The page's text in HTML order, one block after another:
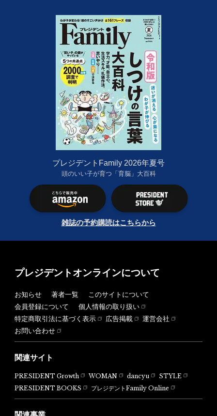
プレジデントFamily 2026年夏号
頭のいい子が育つ「育脳」大百科
雑誌の予約購読はこちらから
プレジデントオンラインについて
お知らせ 著者一覧
このサイトについて
会員登録について
個人情報の取り扱い
特定商取引法に基づく表示
広告掲載
運営会社
お問い合わせ
関連サイト
PRESIDENT Growth WOMAN dancyu
STYLE
PRESIDENT BOOKS
プレジデントFamily Online